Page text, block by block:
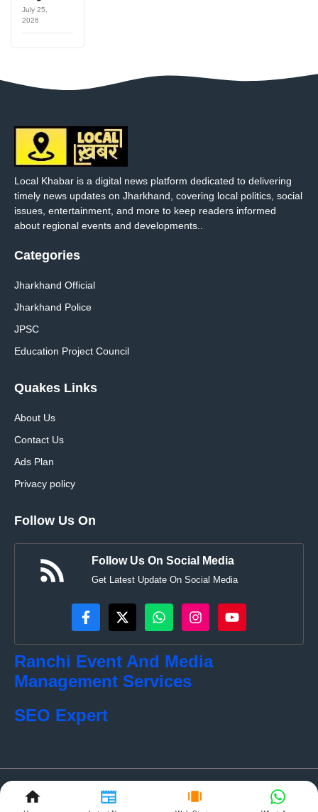
July 25,
2026
Local Khabar is a digital news platform dedicated to delivering
timely news updates on Jharkhand, covering local politics, social
issues, entertainment, and more to keep readers informed
about regional events and developments..
Categories
Jharkhand Official
Jharkhand Police
JPSC
Education Project Council
Quakes Links
About Us
Contact Us
Ads Plan
Privacy policy
Follow Us On
Follow Us On Social Media
Get Latest Update On Social Media
Ranchi Event And Media
Management Services
SEO Expert
© localkhabar.com • All rights reserved